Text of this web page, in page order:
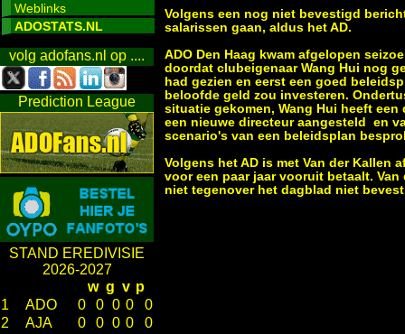
Weblinks
ADOSTATS.NL
volg adofans.nl op ....
Prediction League
STAND EREDIVISIE
2026-2027
w g v p
1
ADO 0 0 0 0
0
2
AJA 0 0 0 0
0
Volgens een nog niet bevestigd
salarissen gaan, aldus het AD.
ADO Den Haag kwam afgelopen
doordat clubeigenaar Wang Hui nog
had gezien en eerst een goed
beloofde geld zou investeren.
situatie gekomen, Wang Hui heeft
een nieuwe directeur aangesteld en
scenario's van een beleidsplan
Volgens het AD is met Van der Kallen
voor een paar jaar vooruit betaalt.
niet tegenover het dagblad niet